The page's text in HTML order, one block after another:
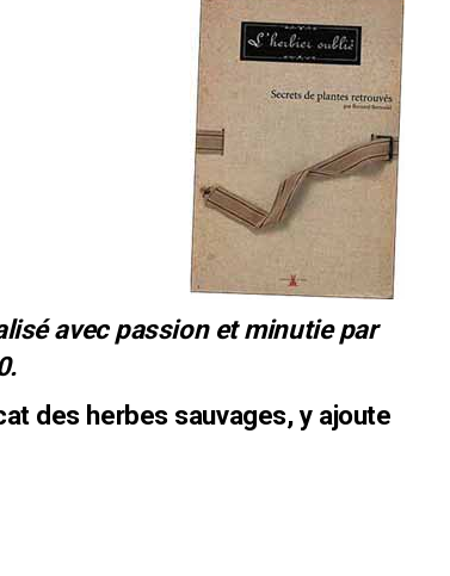
avec passion et minutie par
des herbes sauvages, y ajoute